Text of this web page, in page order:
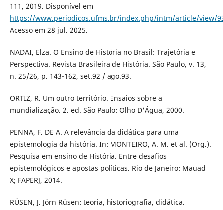
111, 2019. Disponível em
https://www.periodicos.ufms.br/index.php/intm/article/view/
Acesso em 28 jul. 2025.
NADAI, Elza. O Ensino de História no Brasil: Trajetória e
Perspectiva. Revista Brasileira de História. São Paulo, v. 13,
n. 25/26, p. 143-162, set.92 / ago.93.
ORTIZ, R. Um outro território. Ensaios sobre a
mundialização. 2. ed. São Paulo: Olho D'Água, 2000.
PENNA, F. DE A. A relevância da didática para uma
epistemologia da história. In: MONTEIRO, A. M. et al. (Org.).
Pesquisa em ensino de História. Entre desafios
epistemológicos e apostas políticas. Rio de Janeiro: Mauad
X; FAPERJ, 2014.
RÜSEN, J. Jörn Rüsen: teoria, historiografia, didática.